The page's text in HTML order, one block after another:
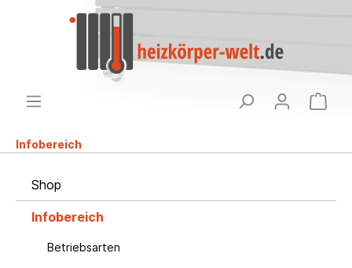
Infobereich
Shop
Infobereich
Betriebsarten